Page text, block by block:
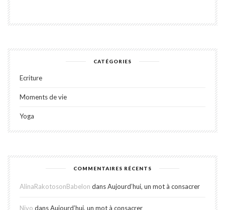
CATÉGORIES
Ecriture
Moments de vie
Yoga
COMMENTAIRES RÉCENTS
AlinaRakotosonBabelon dansAujourd’hui, un mot à consacrer
Nivo dansAujourd’hui, un mot à consacrer